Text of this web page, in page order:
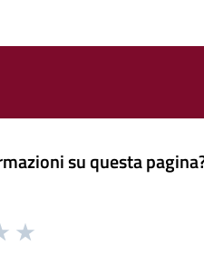
su questa